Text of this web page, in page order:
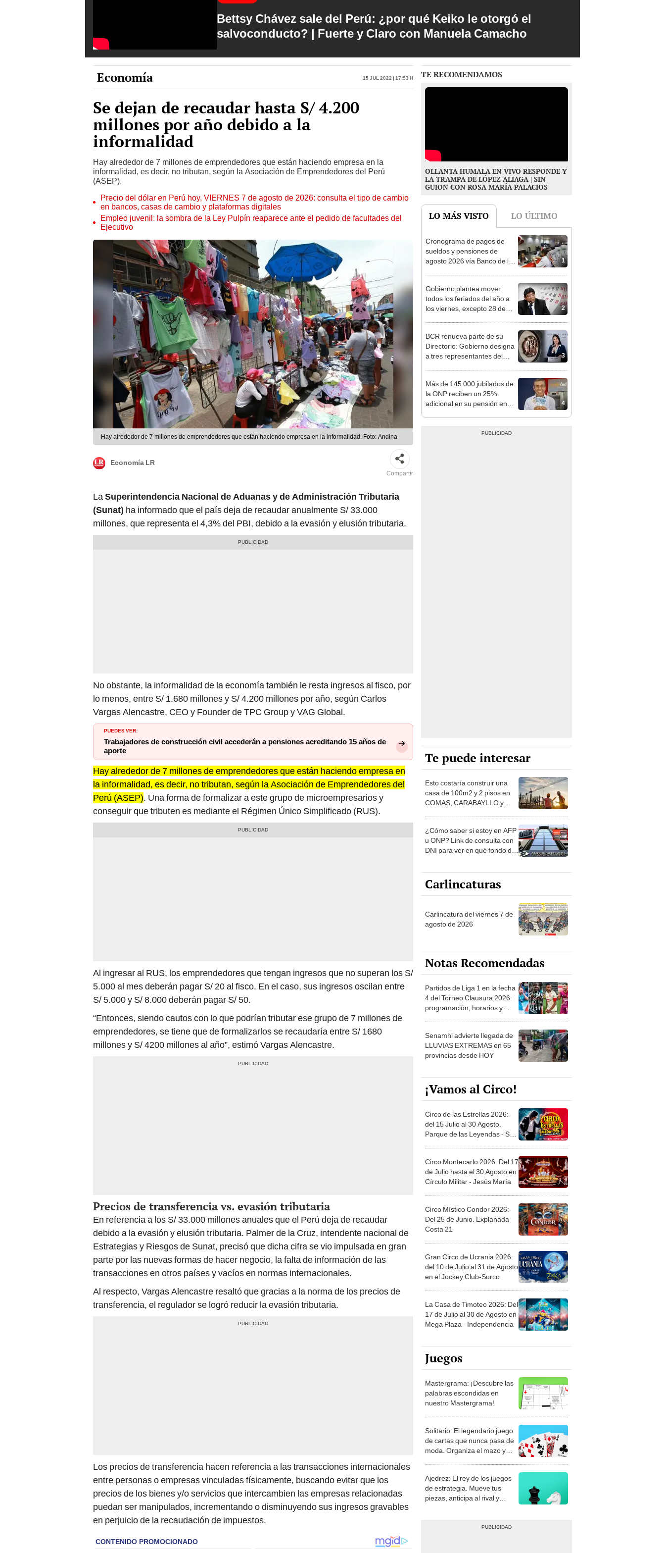
Bettsy Chávez sale del Perú: ¿por qué Keiko le otorgó el
salvoconducto? | Fuerte y Claro con Manuela Camacho
Economía 15 Jul 2022 | 17:53 h
Se dejan de recaudar hasta S/ 4.200
millones por año debido a la
informalidad
Hay alrededor de 7 millones de emprendedores que están haciendo empresa en la
informalidad, es decir, no tributan, según la Asociación de Emprendedores del Perú
(ASEP).
Precio del dólar en Perú hoy, VIERNES 7 de agosto de 2026: consulta el tipo de cambio
en bancos, casas de cambio y plataformas digitales
Empleo juvenil: la sombra de la Ley Pulpín reaparece ante el pedido de facultades del
Ejecutivo
Hay alrededor de 7 millones de emprendedores que están haciendo empresa en la informalidad. Foto: Andina
Economía LR
Compartir
La Superintendencia Nacional de Aduanas y de Administración Tributaria
(Sunat) ha informado que el país deja de recaudar anualmente S/ 33.000
millones, que representa el 4,3% del PBI, debido a la evasión y elusión tributaria.
No obstante, la informalidad de la economía también le resta ingresos al fisco, por
lo menos, entre S/ 1.680 millones y S/ 4.200 millones por año, según Carlos
Vargas Alencastre, CEO y Founder de TPC Group y VAG Global.
PUEDES VER:
Trabajadores de construcción civil accederán a pensiones acreditando 15 años de
aporte
Hay alrededor de 7 millones de emprendedores que están haciendo empresa en
la informalidad, es decir, no tributan, según la Asociación de Emprendedores del
Perú (ASEP). Una forma de formalizar a este grupo de microempresarios y
conseguir que tributen es mediante el Régimen Único Simplificado (RUS).
Al ingresar al RUS, los emprendedores que tengan ingresos que no superan los S/
5.000 al mes deberán pagar S/ 20 al fisco. En el caso, sus ingresos oscilan entre
S/ 5.000 y S/ 8.000 deberán pagar S/ 50.
“Entonces, siendo cautos con lo que podrían tributar ese grupo de 7 millones de
emprendedores, se tiene que de formalizarlos se recaudaría entre S/ 1680
millones y S/ 4200 millones al año”, estimó Vargas Alencastre.
Precios de transferencia vs. evasión tributaria
En referencia a los S/ 33.000 millones anuales que el Perú deja de recaudar
debido a la evasión y elusión tributaria. Palmer de la Cruz, intendente nacional de
Estrategias y Riesgos de Sunat, precisó que dicha cifra se vio impulsada en gran
parte por las nuevas formas de hacer negocio, la falta de información de las
transacciones en otros países y vacíos en normas internacionales.
Al respecto, Vargas Alencastre resaltó que gracias a la norma de los precios de
transferencia, el regulador se logró reducir la evasión tributaria.
Los precios de transferencia hacen referencia a las transacciones internacionales
entre personas o empresas vinculadas físicamente, buscando evitar que los
precios de los bienes y/o servicios que intercambien las empresas relacionadas
puedan ser manipulados, incrementando o disminuyendo sus ingresos gravables
en perjuicio de la recaudación de impuestos.
TE RECOMENDAMOS
OLLANTA HUMALA EN VIVO RESPONDE Y
LA TRAMPA DE LÓPEZ ALIAGA | SIN
GUION CON ROSA MARÍA PALACIOS
LO MÁS VISTO LO ÚLTIMO
1
Cronograma de pagos de
sueldos y pensiones de
agosto 2026 vía Banco de la
2
Gobierno plantea mover
todos los feriados del año a
los viernes, excepto 28 de
3
BCR renueva parte de su
Directorio: Gobierno designa
a tres representantes del
4
Más de 145 000 jubilados de
la ONP reciben un 25%
adicional en su pensión en
Te puede interesar
Esto costaría construir una
casa de 100m2 y 2 pisos en
COMAS, CARABAYLLO y
¿Cómo saber si estoy en AFP
u ONP? Link de consulta con
DNI para ver en qué fondo de
Carlincaturas
Carlincatura del viernes 7 de
agosto de 2026
Notas Recomendadas
Partidos de Liga 1 en la fecha
4 del Torneo Clausura 2026:
programación, horarios y
Senamhi advierte llegada de
LLUVIAS EXTREMAS en 65
provincias desde HOY
¡Vamos al Circo!
Circo de las Estrellas 2026:
del 15 Julio al 30 Agosto.
Parque de las Leyendas - San
Circo Montecarlo 2026: Del 17
de Julio hasta el 30 Agosto en
Círculo Militar - Jesús María
Circo Místico Condor 2026:
Del 25 de Junio. Explanada
Costa 21
Gran Circo de Ucrania 2026:
del 10 de Julio al 31 de Agosto
en el Jockey Club-Surco
La Casa de Timoteo 2026: Del
17 de Julio al 30 de Agosto en
Mega Plaza - Independencia
Juegos
Mastergrama: ¡Descubre las
palabras escondidas en
nuestro Mastergrama!
Solitario: El legendario juego
de cartas que nunca pasa de
moda. Organiza el mazo y
Ajedrez: El rey de los juegos
de estrategia. Mueve tus
piezas, anticipa al rival y